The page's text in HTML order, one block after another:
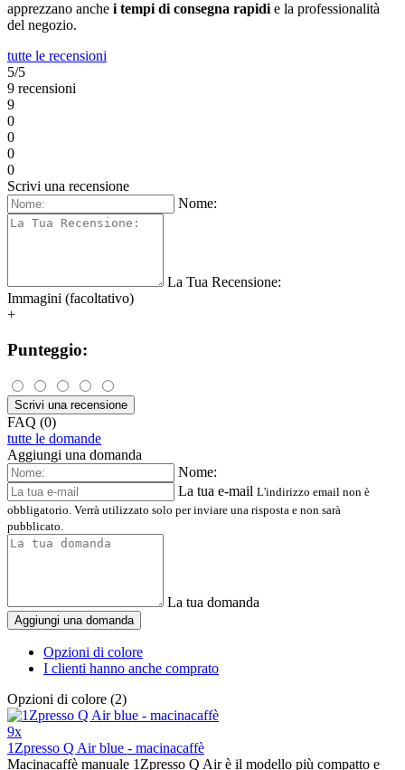
apprezzano anche i tempi di consegna rapidie la professionalità
del negozio.
tutte le recensioni
5/5
9 recensioni
9
0
0
0
0
Scrivi una recensione
Nome:
La Tua Recensione:
Immagini (facoltativo)
+
Punteggio:
Scrivi una recensione
FAQ (0)
tutte le domande
Aggiungi una domanda
Nome:
La tua e-mail L'indirizzo email non è
obbligatorio. Verrà utilizzato solo per inviare una risposta e non sarà
pubblicato.
La tua domanda
Aggiungi una domanda
Opzioni di colore
I clienti hanno anche comprato
Opzioni di colore (2)
9x
1Zpresso Q Air blue - macinacaffè
Macinacaffè manuale 1Zpresso Q Air è il modello più compatto e